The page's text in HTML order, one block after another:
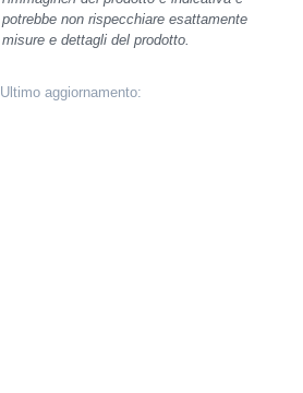
potrebbe non rispecchiare esattamente
misure e dettagli del prodotto.
Ultimo aggiornamento: